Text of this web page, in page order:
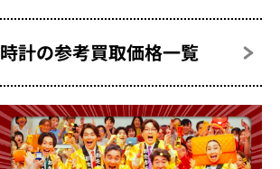
時計の参考買取価格一覧